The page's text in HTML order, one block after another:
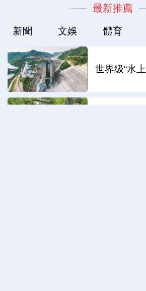
最新推薦
新聞 文娛 體育
世界级“水